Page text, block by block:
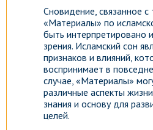
Сновидение, связанное с
«Материалы» по
быть интерпретировано
зрения. Исламский сон
признаков и влияний,
воспринимает в
случае, «Материалы»
различные аспекты
знания и основу для
целей.